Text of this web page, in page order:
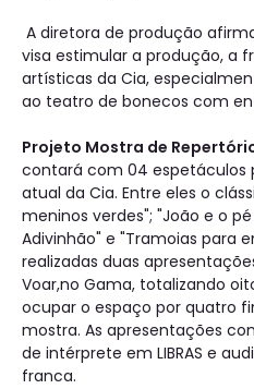
A diretora de produção
visa estimular a produção, a
artísticas da Cia,
ao teatro de bonecos com
Projeto Mostra de
contará com 04 espetáculos
atual da Cia. Entre eles o
meninos verdes"; "João e o
Adivinhão" e "Tramoias para
realizadas duas
Voar,no Gama, totalizando
ocupar o espaço por quatro
mostra. As apresentações
de intérprete em LIBRAS e
franca.